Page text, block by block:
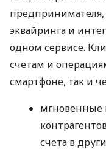
эквайринга и
одном сервисе.
счетам и
смартфоне, так и
мгновенные
счета в